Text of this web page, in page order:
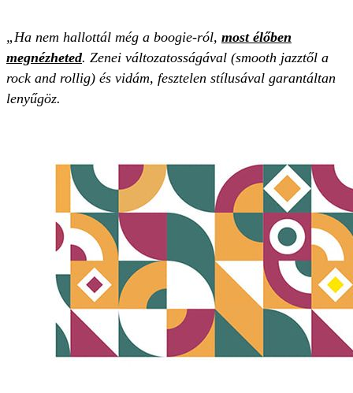
„Ha nem hallottál még a boogie-ról, most élőben
megnézheted. Zenei változatosságával (smooth jazztől a
rock and rollig) és vidám, fesztelen stílusával garantáltan
lenyűgöz.